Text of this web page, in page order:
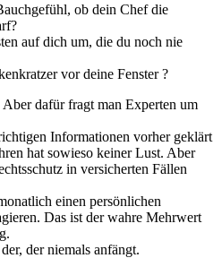
ob dein Chef die
auf dich um, die du noch nie
vor deine Fenster ?
dafür fragt man Experten um
Informationen vorher geklärt
hat sowieso keiner Lust. Aber
in versicherten Fällen
einen persönlichen
Das ist der wahre Mehrwert
der niemals anfängt.